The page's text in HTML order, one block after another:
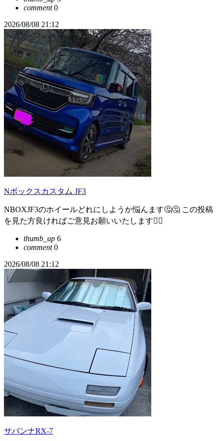
comment0
2026/08/08 21:12
Nボックスカスタム JF3
NBOXJF3のホイールどれにしようか悩んます🤔🤔 この投稿
を見た方良ければご意見お願いいたします🙇‍♀️
thumb_up 6
comment0
2026/08/08 21:12
サバンナRX-7